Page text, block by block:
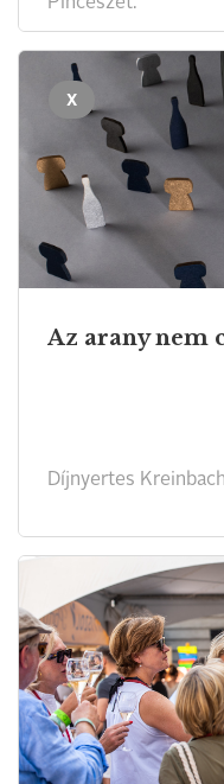
X
Az arany nem
Díjnyertes